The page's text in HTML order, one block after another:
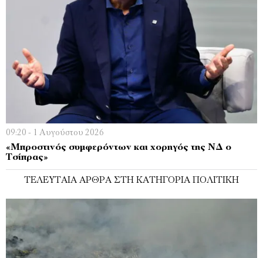
09:20 - 1 Αυγούστου 2026
«Μπροστινός συμφερόντων και χορηγός της ΝΔ ο
Τσίπρας»
ΤΕΛΕΥΤΑΊΑ ΆΡΘΡΑ ΣΤΗ ΚΑΤΗΓΟΡΊΑ ΠΟΛΙΤΙΚΉ